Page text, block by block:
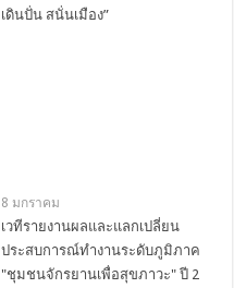
เดินปั่น สนั่นเมือง”
8 มกราคม
เวทีรายงานผลและแลกเปลี่ยน
ประสบการณ์ทำงานระดับภูมิภาค
"ชุมชนจักรยานเพื่อสุขภาวะ" ปี 2